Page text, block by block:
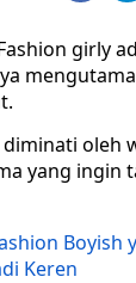
girly
oleh
yang ingin
Boyish
Keren